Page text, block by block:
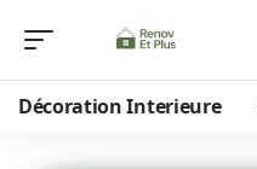
Décoration Interieure